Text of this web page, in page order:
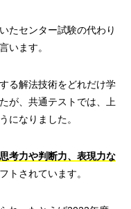
たセンター試験の代わり
います。
る解法技術をどれだけ学
が、共通テストでは、上
になりました。
考力や判断力、表現力な
トされています。